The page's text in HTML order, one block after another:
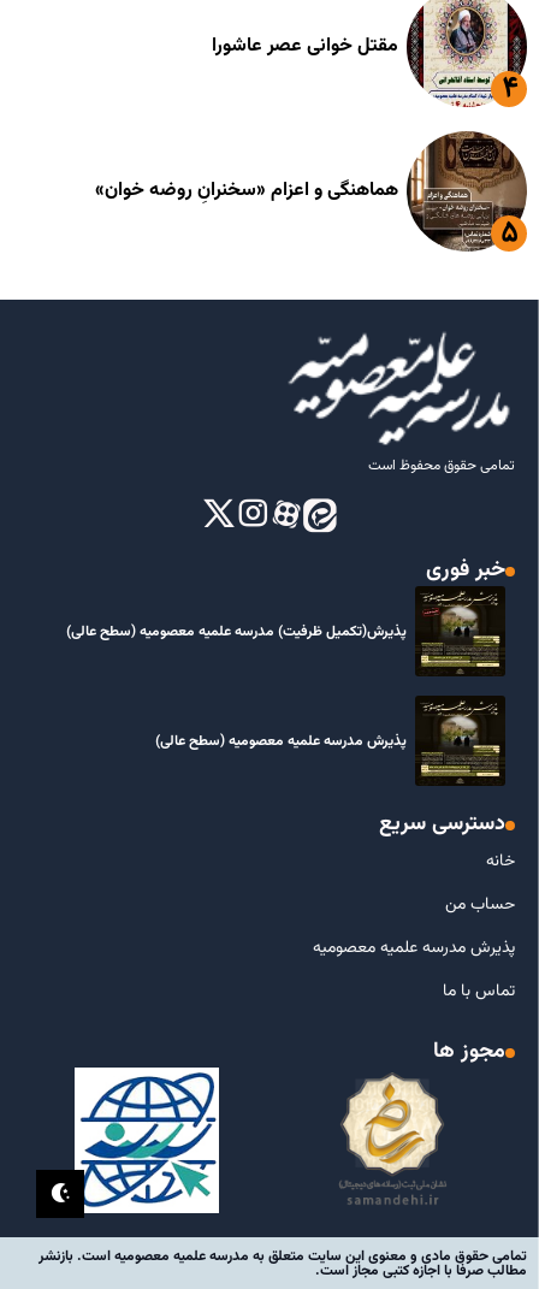
مقتل خوانی عصر عاشورا
هماهنگی و اعزام «سخنرانِ روضه خوان»
تمامی حقوق محفوظ است
خبر فوری
پذیرش(تکمیل ظرفیت) مدرسه علمیه معصومیه‌ (سطح عالی)
پذیرش مدرسه علمیه معصومیه‌ (سطح عالی)
دسترسی سریع
خانه
حساب من
پذیرش مدرسه علمیه معصومیه
تماس با ما
مجوز ها
تمامی حقوق مادی و معنوی این سایت متعلق به مدرسه علمیه معصومیه است. بازنشر
مطالب صرفا با اجازه کتبی مجاز است.